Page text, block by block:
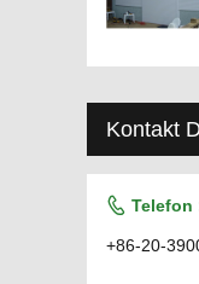
Kontakt
 Telefon
+86-20-